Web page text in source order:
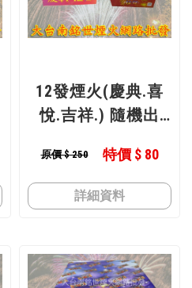
12發煙火(慶典.喜
悅.吉祥.) 隨機出
吉祥.花香)
原價 $ 250 特價 $ 80
詳細資料